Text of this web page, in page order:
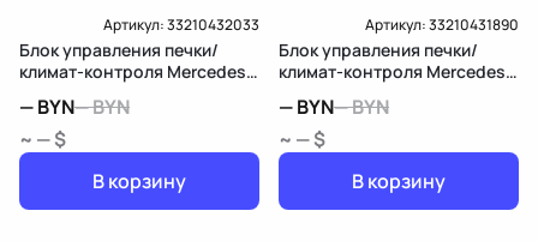
Артикул:33210432033
Блок управления печки/
климат-контроля Mercedes-
—BYN—BYN
~ — $
В корзину
Артикул:33210431890
Блок управления печки/
климат-контроля Mercedes-
—BYN—BYN
~ — $
В корзину